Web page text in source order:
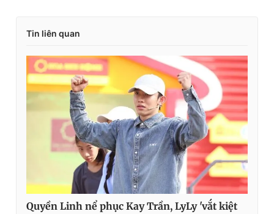
Tin liên quan
Quyền Linh nể phục Kay Trần, LyLy 'vắt kiệt